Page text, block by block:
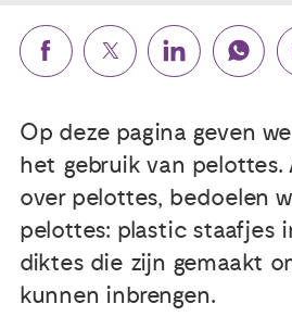
Op deze pagina geven
het gebruik van pelottes.
over pelottes, bedoelen
pelottes: plastic staafjes
diktes die zijn gemaakt
kunnen inbrengen.